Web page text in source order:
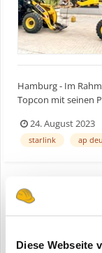
Diese Webseite
Hamburg - Im
Topcon mit seinen
angestrebte Ziel
Baustellen der
24. August 2023
starlink ap
ein Thema